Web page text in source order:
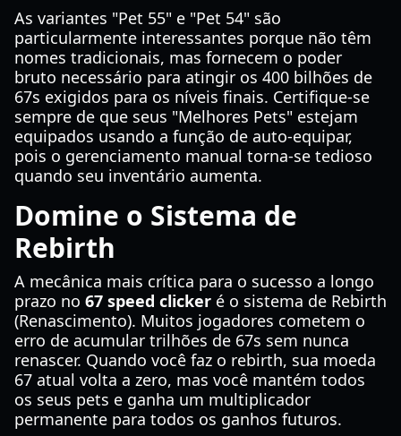
As variantes "Pet 55" e "Pet 54" são
particularmente interessantes porque não têm
nomes tradicionais, mas fornecem o poder
bruto necessário para atingir os 400 bilhões de
67s exigidos para os níveis finais. Certifique-se
sempre de que seus "Melhores Pets" estejam
equipados usando a função de auto-equipar,
pois o gerenciamento manual torna-se tedioso
quando seu inventário aumenta.
Domine o Sistema de
Rebirth
A mecânica mais crítica para o sucesso a longo
prazo no 67 speed clicker é o sistema de Rebirth
(Renascimento). Muitos jogadores cometem o
erro de acumular trilhões de 67s sem nunca
renascer. Quando você faz o rebirth, sua moeda
67 atual volta a zero, mas você mantém todos
os seus pets e ganha um multiplicador
permanente para todos os ganhos futuros.